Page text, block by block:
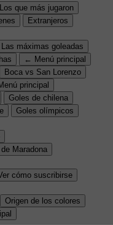
Los que más jugaron
Extranjeros
Las máximas goleadas
← Menú principal
Boca vs San Lorenzo
principal
Goles de chilena
Goles olímpicos
Maradona
cómo suscribirse
Origen de los colores